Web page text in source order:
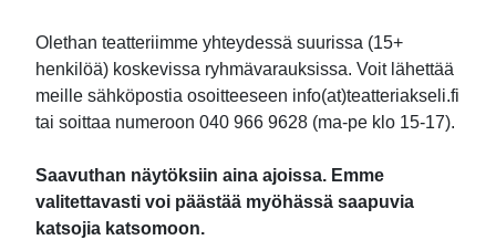
Olethan teatteriimme yhteydessä suurissa (15+
henkilöä) koskevissa ryhmävarauksissa. Voit lähettää
meille sähköpostia osoitteeseen info(at)teatteriakseli.fi
tai soittaa numeroon 040 966 9628 (ma-pe klo 15-17).
Saavuthan näytöksiin aina ajoissa. Emme
valitettavasti voi päästää myöhässä saapuvia
katsojia katsomoon.